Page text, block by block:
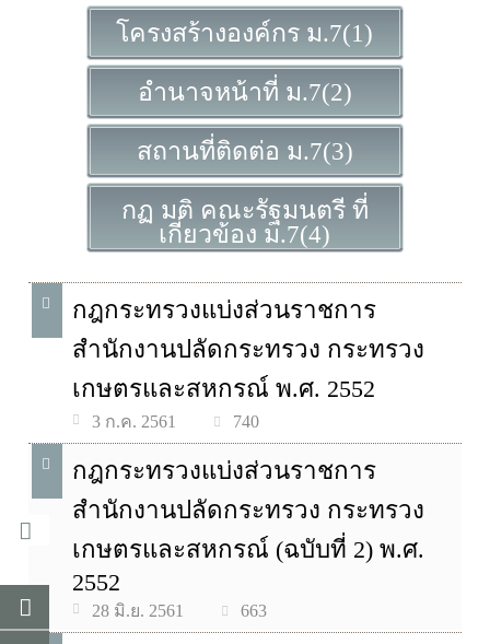
โครงสร้างองค์กร ม.7(1)
อำนาจหน้าที่ ม.7(2)
สถานที่ติดต่อ ม.7(3)
กฏ มติ คณะรัฐมนตรี ที่
เกี่ยวข้อง ม.7(4)
กฎกระทรวงแบ่งส่วนราชการ
สำนักงานปลัดกระทรวง กระทรวง
เกษตรและสหกรณ์ พ.ศ. 2552
3 ก.ค. 2561 740
กฎกระทรวงแบ่งส่วนราชการ
สำนักงานปลัดกระทรวง กระทรวง
เกษตรและสหกรณ์ (ฉบับที่ 2) พ.ศ.
2552
28 มิ.ย. 2561 663